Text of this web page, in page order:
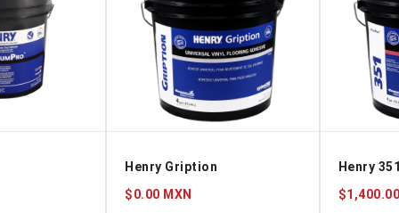
Henry Gription
$0.00 MXN
Henry 351